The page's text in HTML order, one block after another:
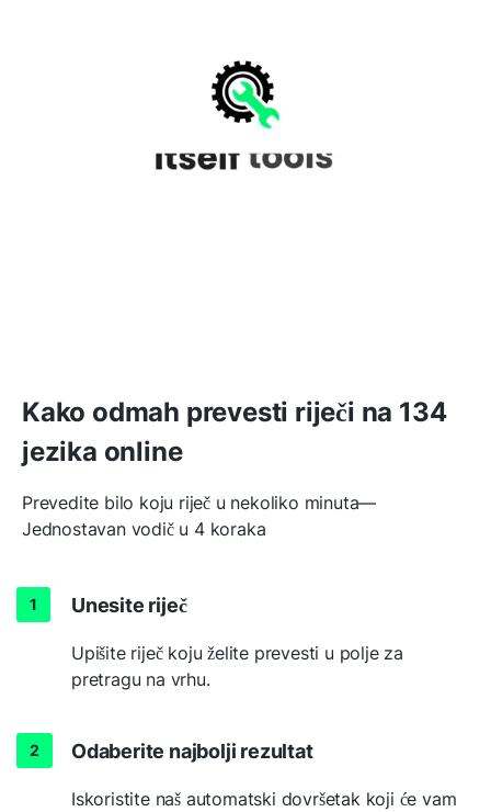
Kako odmah prevesti riječi na 134
jezika online
Prevedite bilo koju riječ u nekoliko minuta—
Jednostavan vodič u 4 koraka
Unesite riječ
Upišite riječ koju želite prevesti u polje za
pretragu na vrhu.
Odaberite najbolji rezultat
Iskoristite naš automatski dovršetak koji će vam